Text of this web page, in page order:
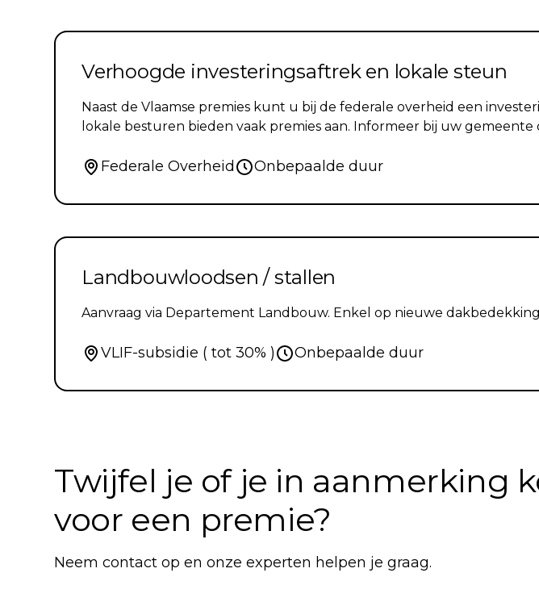
Verhoogde investeringsaftrek en lokale steun
Naast de Vlaamse premies kunt u bij de federale overheid een
lokale besturen bieden vaak premies aan. Informeer bij uw
Federale Overheid Onbepaalde duur
Landbouwloodsen / stallen
Aanvraag via Departement Landbouw. Enkel op nieuwe
VLIF-subsidie ( tot 30% ) Onbepaalde duur
Twijfel je of je in aanmerking
voor een premie?
Neem contact op en onze experten helpen je graag.